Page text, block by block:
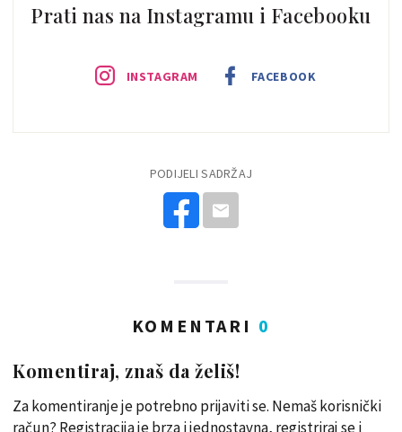
Prati nas na Instagramu i Facebooku
INSTAGRAM FACEBOOK
PODIJELI SADRŽAJ
KOMENTARI 0
Komentiraj, znaš da želiš!
Za komentiranje je potrebno prijaviti se. Nemaš korisnički
račun? Registracija je brza i jednostavna, registriraj se i